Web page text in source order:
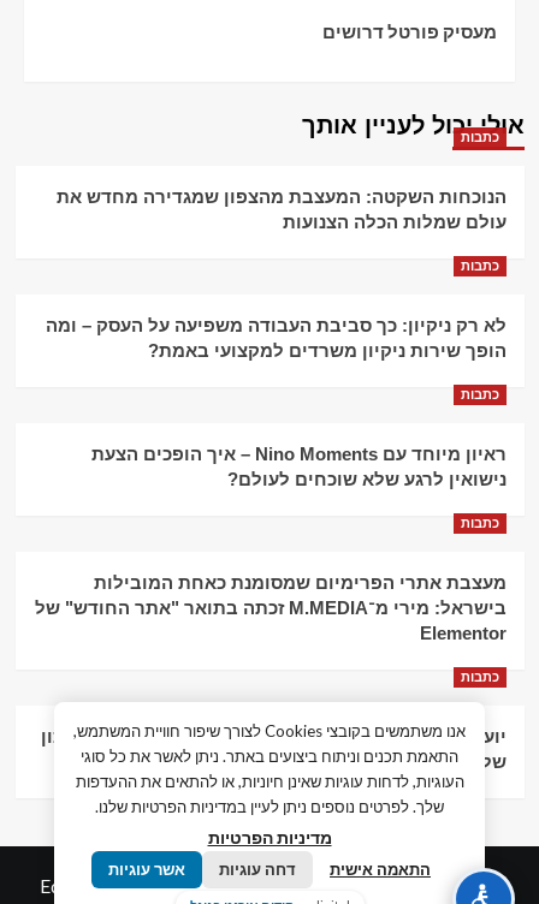
מעסיק פורטל דרושים
אולי יכול לעניין אותך
כתבות
הנוכחות השקטה: המעצבת מהצפון שמגדירה מחדש את
עולם שמלות הכלה הצנועות
כתבות
לא רק ניקיון: כך סביבת העבודה משפיעה על העסק – ומה
הופך שירות ניקיון משרדים למקצועי באמת?
כתבות
ראיון מיוחד עם Nino Moments – איך הופכים הצעת
נישואין לרגע שלא שוכחים לעולם?
כתבות
מעצבת אתרי הפרימיום שמסומנת כאחת המובילות
בישראל: מירי מ־M.MEDIA זכתה בתואר "אתר החודש" של
Elementor
כתבות
יועץ עסקי וליווי פיננסי – הדרך לצמיחה כלכלית וניהול נכון
של העסק
© כל הזכויות שמורות חדשות המאה ה-21 |
Edigital.co.ilby
אנו משתמשים בקובצי Cookies לצורך שיפור חוויית המשתמש,
התאמת תכנים וניתוח ביצועים באתר. ניתן לאשר את כל סוגי
העוגיות, לדחות עוגיות שאינן חיוניות, או להתאים את ההעדפות
שלך. לפרטים נוספים ניתן לעיין במדיניות הפרטיות שלנו.
מדיניות הפרטיות
התאמה אישית דחה עוגיות אשר עוגיות